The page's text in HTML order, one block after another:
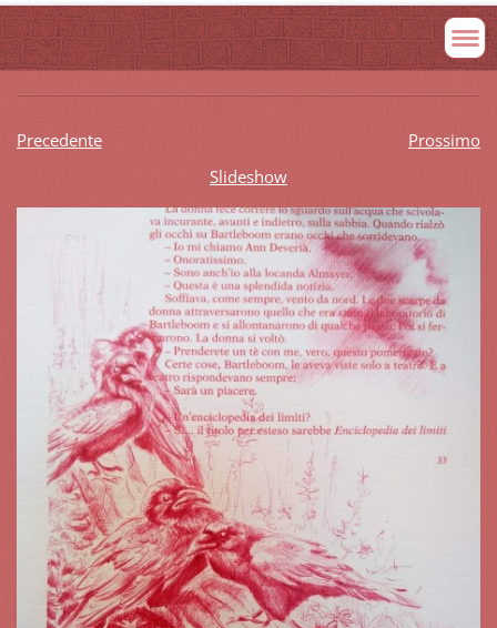
Precedente
Prossimo
Slideshow